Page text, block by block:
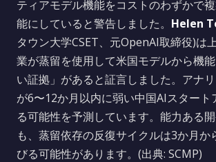
ティアモデル機能をコストのわずかで
能にしていると警告しました。 Helen
タウン大学CSET、元OpenAI取締役)は
業が蒸留を使用して米国モデルから機
い証拠」があると証言しました。アナ
が6〜12か月以内に弱い中国AIスタート
る可能性を予測しています。能力ある
も、蒸留依存の反復サイクルは3か月か
びる可能性があります。(出典: SCMP)